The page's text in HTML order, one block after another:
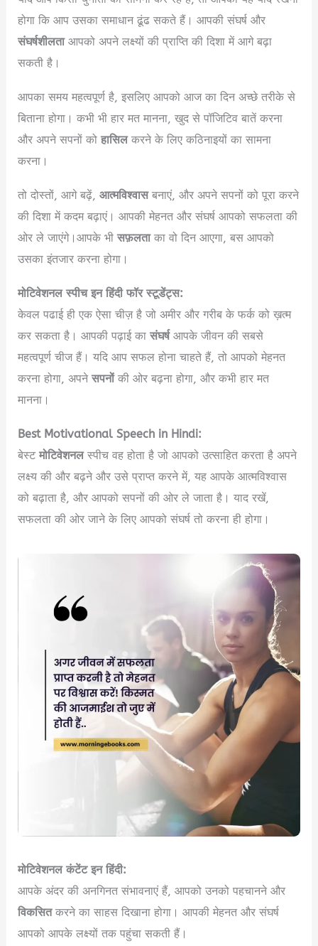
होगा कि आप उसका समाधान ढूंढ सकते हैं। आपकी संघर्ष और
संघर्षशीलताआपको अपने लक्ष्यों की प्राप्ति की दिशा में आगे बढ़ा
सकती है।
आपका समय महत्वपूर्ण है, इसलिए आपको आज का दिन अच्छे तरीके से
बिताना होगा। कभी भी हार मत मानना, खुद से पॉजिटिव बातें करना
और अपने सपनों कोहासिलकरने के लिए कठिनाइयों का सामना
करना।
तो दोस्तों, आगे बढ़ें,आत्मविश्वासबनाएं, और अपने सपनों को पूरा करने
की दिशा में कदम बढ़ाएं। आपकी मेहनत और संघर्ष आपको सफलता की
ओर ले जाएंगे।आपके भीसफ़लताका वो दिन आएगा, बस आपको
उसका इंतजार करना होगा।
मोटिवेशनल स्पीच इन हिंदी फॉर स्टूडेंट्स:
केवल पढाई ही एक ऐसा चीज़ है जो अमीर और गरीब के फर्क को ख़त्म
कर सकता है। आपकी पढ़ाई कासंघर्षआपके जीवन की सबसे
महत्वपूर्ण चीज हैं। यदि आप सफल होना चाहते हैं, तो आपको मेहनत
करना होगा, अपनेसपनोंकी ओर बढ़ना होगा, और कभी हार मत
मानना।
Best Motivational Speech in Hindi:
बेस्टमोटिवेशनलस्पीच वह होता है जो आपको उत्साहित करता है अपने
लक्ष्य की और बढ़ने और उसे प्राप्त करने में, यह आपके आत्मविश्वास
को बढ़ाता है, और आपको सपनों की ओर ले जाता है। याद रखें,
सफलता की ओर जाने के लिए आपको संघर्ष तो करना ही होगा।
मोटिवेशनल कंटेंट इन हिंदी:
आपके अंदर की अनगिनत संभावनाएं हैं, आपको उनको पहचानने और
विकसितकरने का साहस दिखाना होगा। आपकी मेहनत और संघर्ष
आपको आपके लक्ष्यों तक पहुंचा सकती हैं।